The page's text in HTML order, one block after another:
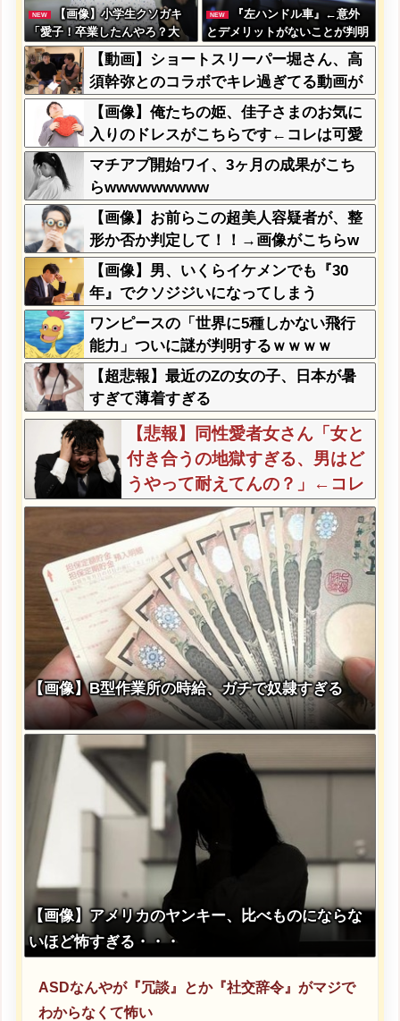
NEW
【画像】小学生クソガキ
「愛子！卒業したんやろ？大
学 ニュースで見たわ」→結果
wwwwwwww
NEW
『左ハンドル車』←意外
とデメリットがないことが判明
wwwwwww
【動画】ショートスリーパー堀さん、高
須幹弥とのコラボでキレ過ぎてる動画が
ヤバいｗｗｗｗｗ
【画像】俺たちの姫、佳子さまのお気に
入りのドレスがこちらです←コレは可愛
過ぎるw w w w w w w w
マチアプ開始ワイ、3ヶ月の成果がこち
らwwwwwwwww
【画像】お前らこの超美人容疑者が、整
形か否か判定して！！→画像がこちらw
w w w w w w w w w
【画像】男、いくらイケメンでも『30
年』でクソジジいになってしまう
ワンピースの「世界に5種しかない飛行
能力」ついに謎が判明するｗｗｗｗ
【超悲報】最近のZの女の子、日本が暑
すぎて薄着すぎる
【悲報】同性愛者女さん「女と
付き合うの地獄すぎる、男はど
うやって耐えてんの？」←コレ
は同意せざるおえないと話題に
【画像】B型作業所の時給、ガチで奴隷すぎる
【画像】アメリカのヤンキー、比べものにならな
いほど怖すぎる・・・
ASDなんやが『冗談』とか『社交辞令』がマジで
わからなくて怖い